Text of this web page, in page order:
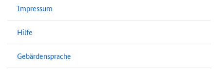
Impressum
Hilfe
Gebärdensprache